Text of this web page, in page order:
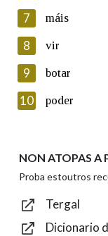
seu dereito de
seus datos
Lin e acepto
Introduce o
Texto de
7 máis
8 vir
9 botar
10 poder
NON ATOPAS A
Proba estoutros
Tergal
Dicionario